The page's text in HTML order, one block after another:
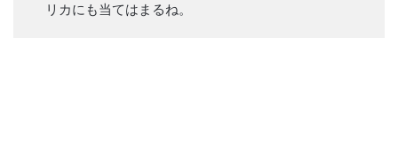
リカにも当てはまるね。